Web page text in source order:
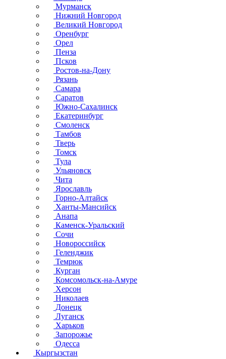
Мурманск
Нижний Новгород
Великий Новгород
Оренбург
Орел
Пенза
Псков
Ростов-на-Дону
Рязань
Самара
Саратов
Южно-Сахалинск
Екатеринбург
Смоленск
Тамбов
Тверь
Томск
Тула
Ульяновск
Чита
Ярославль
Горно-Алтайск
Ханты-Мансийск
Анапа
Каменск-Уральский
Сочи
Новороссийск
Геленджик
Темрюк
Курган
Комсомольск-на-Амуре
Херсон
Николаев
Донецк
Луганск
Харьков
Запорожье
Одесса
Кыргызстан